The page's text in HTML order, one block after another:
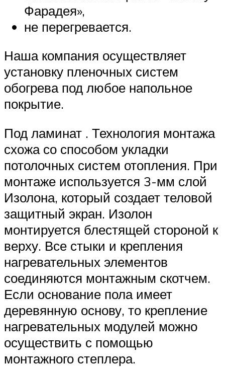
Фарадея»,
не перегревается.
Наша компания осуществляет
установку пленочных систем
обогрева под любое напольное
покрытие.
Под ламинат . Технология монтажа
схожа со способом укладки
потолочных систем отопления. При
монтаже используется 3-мм слой
Изолона, который создает теловой
защитный экран. Изолон
монтируется блестящей стороной к
верху. Все стыки и крепления
нагревательных элементов
соединяются монтажным скотчем.
Если основание пола имеет
деревянную основу, то крепление
нагревательных модулей можно
осуществить с помощью
монтажного степлера.